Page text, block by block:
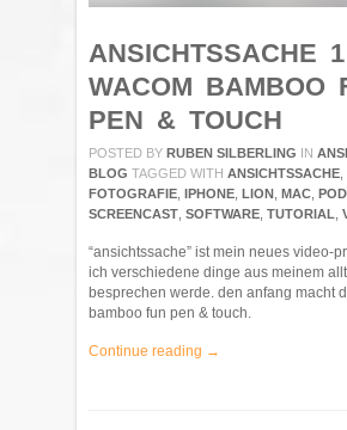
ANSICHTSSACHE
WACOM BAMBOO
PEN & TOUCH
POSTED BY RUBEN SILBERLING IN
BLOG TAGGED WITH ANSICHTSSACHE
FOTOGRAFIE IPHONE LION MAC
SCREENCAST SOFTWARE TUTORIAL
“ansichtssache” ist mein neues video-
ich verschiedene dinge aus meinem
besprechen werde. den anfang macht
bamboo fun pen & touch.
Continue reading →